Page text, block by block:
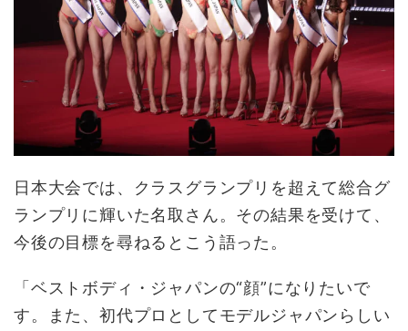
日本大会では、クラスグランプリを超えて総合グ
ランプリに輝いた名取さん。その結果を受けて、
今後の目標を尋ねるとこう語った。
「ベストボディ・ジャパンの“顔”になりたいで
す。また、初代プロとしてモデルジャパンらしい